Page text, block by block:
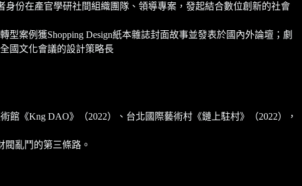
份在產官學研社間組織團隊、領導專案，發起結合數位創新的社會
案例獲Shopping Design紙本雜誌封面故事並發表於國內外論壇；劇
國文化會議的設計策略長
館《Kng DAO》（2022）、台北國際藝術村《鏈上駐村》（2022），
閥亂鬥的第三條路。